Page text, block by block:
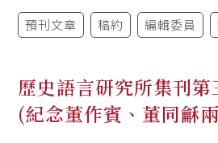
預刊文章 稿約 編輯委員
歷史語言研究所集刊
(紀念董作賓、董同龢